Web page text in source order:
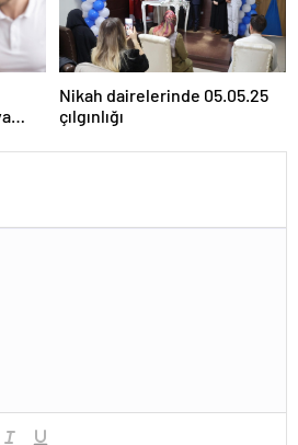
Nikah dairelerinde 05.05.25
çılgınlığı